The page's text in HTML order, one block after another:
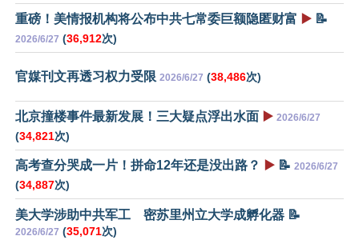
重磅！美情报机构将公布中共七常委巨额隐匿财富 ▶️ 📝
2026/6/27 (36,912次)
官媒刊文再透习权力受限 2026/6/27 (38,486次)
北京撞楼事件最新发展！三大疑点浮出水面 ▶️ 2026/6/27
(34,821次)
高考查分哭成一片！拼命12年还是没出路？ ▶️ 📝 2026/6/27
(34,887次)
美大学涉助中共军工 密苏里州立大学成孵化器 📝
2026/6/27 (35,071次)